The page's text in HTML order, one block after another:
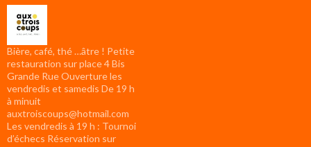
Bière, café, thé …âtre ! Petite
restauration sur place 4 Bis
Grande Rue Ouverture les
vendredis et samedis De 19 h
à minuit
auxtroiscoups@hotmail.com
Les vendredis à 19 h : Tournoi
d’échecs Réservation sur